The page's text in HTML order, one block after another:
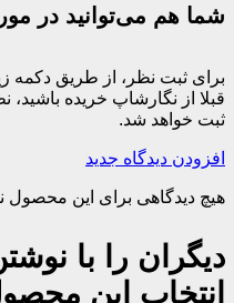
شما هم می‌توانید در
برای ثبت نظر، از طریق دکمه
قبلا از نگارشاپ خریده
ثبت خواهد شد.
افزودن دیدگاه جدید
هیچ دیدگاهی برای این
دیگران را با
انتخاب این